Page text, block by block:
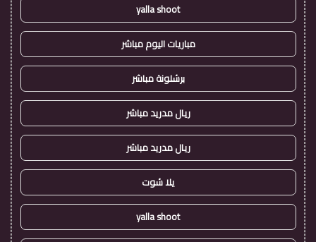
yalla shoot
مباريات اليوم مباشر
برشلونة مباشر
ريال مدريد مباشر
ريال مدريد مباشر
يلا شوت
yalla shoot